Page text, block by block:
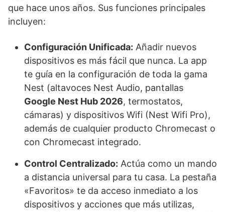
que hace unos años. Sus funciones principales
incluyen:
Configuración Unificada: Añadir nuevos
dispositivos es más fácil que nunca. La app
te guía en la configuración de toda la gama
Nest (altavoces Nest Audio, pantallas
Google Nest Hub 2026, termostatos,
cámaras) y dispositivos Wifi (Nest Wifi Pro),
además de cualquier producto Chromecast o
con Chromecast integrado.
Control Centralizado: Actúa como un mando
a distancia universal para tu casa. La pestaña
«Favoritos» te da acceso inmediato a los
dispositivos y acciones que más utilizas,